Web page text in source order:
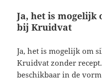
Ja, het is
bij Kruidvat
Ja, het is mogelijk om
Kruidvat zonder
beschikbaar in de